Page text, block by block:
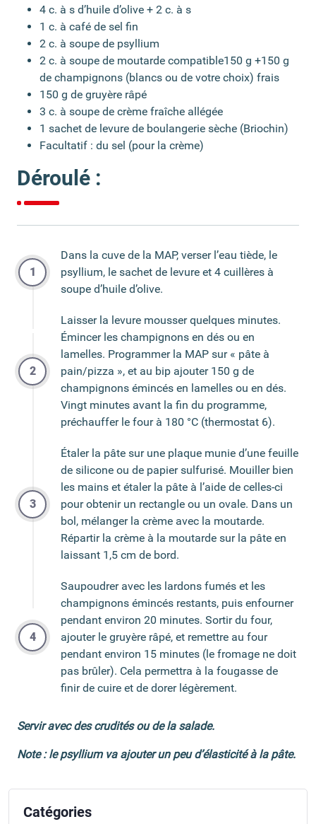
4 c. à s d’huile d’olive + 2 c. à s
1 c. à café de sel fin
2 c. à soupe de psyllium
2 c. à soupe de moutarde compatible150 g +150 g
de champignons (blancs ou de votre choix) frais
150 g de gruyère râpé
3 c. à soupe de crème fraîche allégée
1 sachet de levure de boulangerie sèche (Briochin)
Facultatif : du sel (pour la crème)
Déroulé :
Dans la cuve de la MAP, verser l’eau tiède, le
psyllium, le sachet de levure et 4 cuillères à
soupe d’huile d’olive.
Laisser la levure mousser quelques minutes.
Émincer les champignons en dés ou en
lamelles. Programmer la MAP sur « pâte à
pain/pizza », et au bip ajouter 150 g de
champignons émincés en lamelles ou en dés.
Vingt minutes avant la fin du programme,
préchauffer le four à 180 °C (thermostat 6).
Étaler la pâte sur une plaque munie d’une feuille
de silicone ou de papier sulfurisé. Mouiller bien
les mains et étaler la pâte à l’aide de celles-ci
pour obtenir un rectangle ou un ovale. Dans un
bol, mélanger la crème avec la moutarde.
Répartir la crème à la moutarde sur la pâte en
laissant 1,5 cm de bord.
Saupoudrer avec les lardons fumés et les
champignons émincés restants, puis enfourner
pendant environ 20 minutes. Sortir du four,
ajouter le gruyère râpé, et remettre au four
pendant environ 15 minutes (le fromage ne doit
pas brûler). Cela permettra à la fougasse de
finir de cuire et de dorer légèrement.
Servir avec des crudités ou de la salade.
Note : le psyllium va ajouter un peu d’élasticité à la pâte.
Catégories